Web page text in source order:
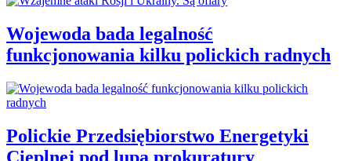
Wojewoda bada legalność
funkcjonowania kilku polickich radnych
Polickie Przedsiębiorstwo Energetyki